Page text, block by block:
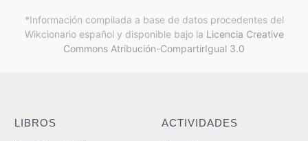
*Información compilada a base de datos procedentes del
Wikcionario español y disponible bajo la Licencia Creative
Commons Atribución-CompartirIgual 3.0
LIBROS ACTIVIDADES